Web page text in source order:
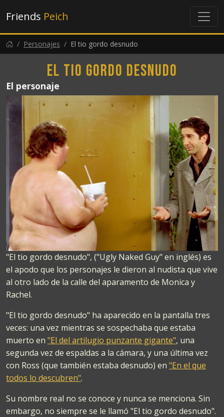
Friends Peich
Personajes El tio gordo desnudo
El tio gordo desnudo
El personaje
"El tio gordo desnudo", ("Ugly Naked Guy" en inglés) es
el apodo que los personajes le dieron al nudista que vive
al otro lado de la calle del aparamento de Monica y
Rachel.
"El tio gordo desnudo" ha aparecido en la pantalla tres
veces: una vez mientras se sospechaba que estaba
muerto en "El del artilugio punzante gigante", una
segunda vez de espaldas a la cámara, y una última vez
con Ross (que también estaba desnudo) en "En el que
todos lo descubren".
Su nombre real no se conoce y nunca se menciona. Sin
embargo, no siempre se le llamó "El tio gordo desnudo".